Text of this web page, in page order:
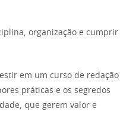
organização e cumprir
em um curso de redação
práticas e os segredos
que gerem valor e